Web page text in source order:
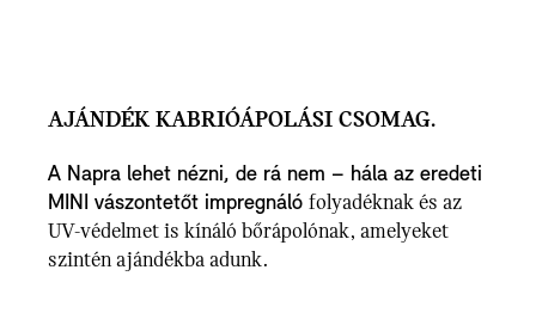
AJÁNDÉK KABRIÓÁPOLÁSI CSOMAG.
A Napra lehet nézni, de rá nem – hála az eredeti
MINI vászontetőt impregnáló folyadéknak és az
UV-védelmet is kínáló bőrápolónak, amelyeket
szintén ajándékba adunk.